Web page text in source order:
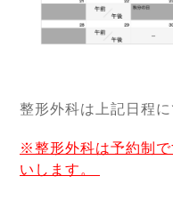
整形外科は上記日程
※整形外科は予約制
いします。